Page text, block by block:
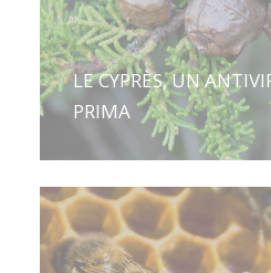
LE CYPRÈS, UN
PRIMA